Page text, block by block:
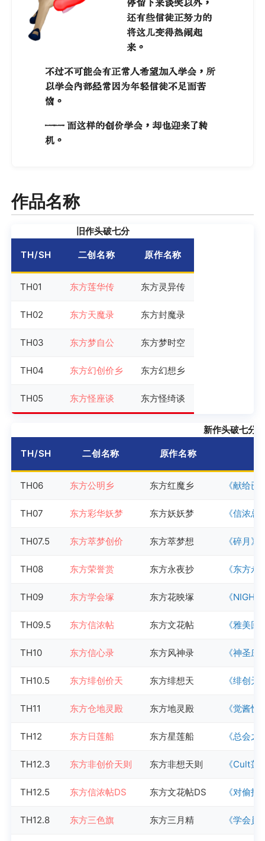
停留下来谈笑以外，
还有些信徒正努力的
将这儿变得热闹起
来。
不过不可能会有正常人希望加入学会，所
以学会内部经常因为年轻信徒不足而苦
恼。
—— 而这样的创价学会，却也迎来了转
机。
作品名称
旧作头破七分
TH/SH 二创名称 原作名称
TH01 东方莲华传 东方灵异传
TH02 东方天魔录 东方封魔录
TH03 东方梦自公 东方梦时空
TH04 东方幻创价乡 东方幻想乡
TH05 东方怪座谈 东方怪绮谈
新作头破七分
TH/SH 二创名称 原作名称
TH06 东方公明乡 东方红魔乡 《献给
TH07 东方彩华妖梦 东方妖妖梦 《信浓总
TH07.5 东方萃梦创价 东方萃梦想 《碎月》
TH08 东方荣誉赏 东方永夜抄 《东方
TH09 东方学会塚 东方花映塚 《
TH09.5 东方信浓帖 东方文花帖 《雅美回
TH10 东方信心录 东方风神录 《神圣
TH10.5 东方绯创价天 东方绯想天 《绯创天
TH11 东方仓地灵殿 东方地灵殿 《觉酱
TH12 东方日莲船 东方星莲船 《总会之
TH12.3 东方非创价天则 东方非想天则 《Cult
TH12.5 东方信浓帖DS 东方文花帖DS 《对偷
TH12.8 东方三色旗 东方三月精 《学会